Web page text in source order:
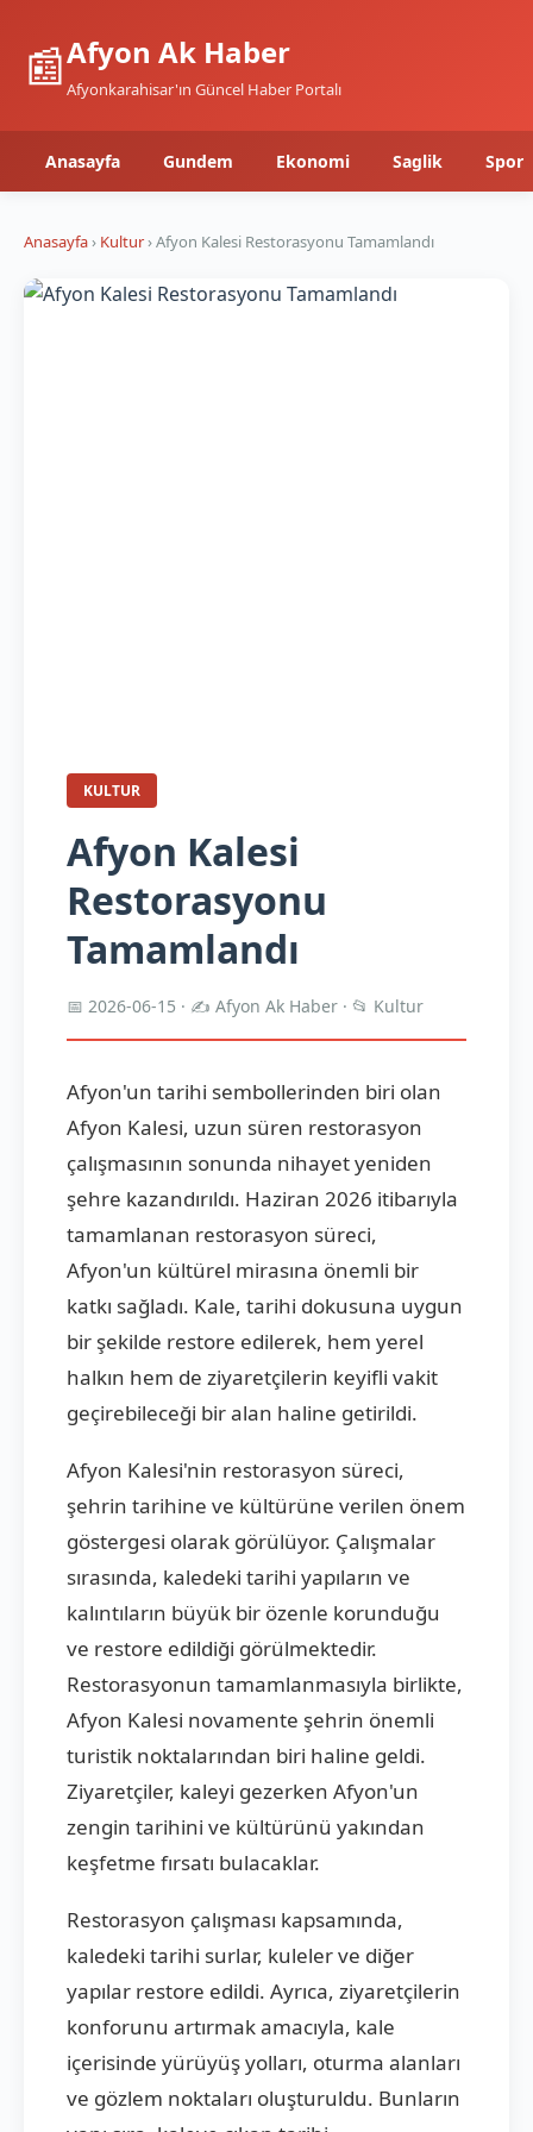
📰Afyon Ak Haber
Afyonkarahisar'ın Güncel Haber Portalı
Anasayfa Gundem Ekonomi Saglik Spor
Anasayfa› Kultur› Afyon Kalesi Restorasyonu Tamamlandı
KULTUR
Afyon Kalesi
Restorasyonu
Tamamlandı
📅 2026-06-15 · ✍️ Afyon Ak Haber · 📂 Kultur
Afyon'un tarihi sembollerinden biri olan
Afyon Kalesi, uzun süren restorasyon
çalışmasının sonunda nihayet yeniden
şehre kazandırıldı. Haziran 2026 itibarıyla
tamamlanan restorasyon süreci,
Afyon'un kültürel mirasına önemli bir
katkı sağladı. Kale, tarihi dokusuna uygun
bir şekilde restore edilerek, hem yerel
halkın hem de ziyaretçilerin keyifli vakit
geçirebileceği bir alan haline getirildi.
Afyon Kalesi'nin restorasyon süreci,
şehrin tarihine ve kültürüne verilen önem
göstergesi olarak görülüyor. Çalışmalar
sırasında, kaledeki tarihi yapıların ve
kalıntıların büyük bir özenle korunduğu
ve restore edildiği görülmektedir.
Restorasyonun tamamlanmasıyla birlikte,
Afyon Kalesi novamente şehrin önemli
turistik noktalarından biri haline geldi.
Ziyaretçiler, kaleyi gezerken Afyon'un
zengin tarihini ve kültürünü yakından
keşfetme fırsatı bulacaklar.
Restorasyon çalışması kapsamında,
kaledeki tarihi surlar, kuleler ve diğer
yapılar restore edildi. Ayrıca, ziyaretçilerin
konforunu artırmak amacıyla, kale
içerisinde yürüyüş yolları, oturma alanları
ve gözlem noktaları oluşturuldu. Bunların